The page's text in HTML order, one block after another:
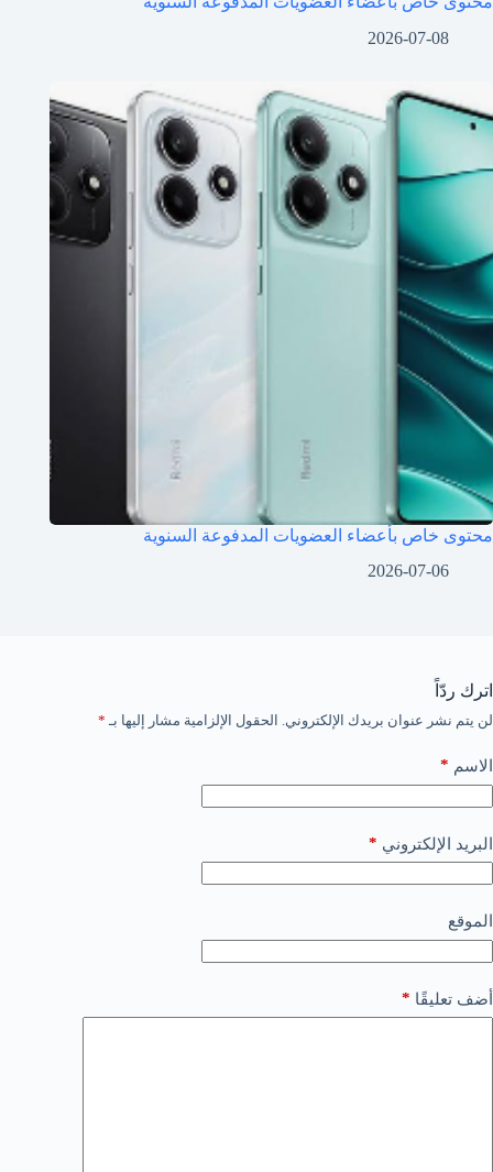
2026-07-08
محتوى خاص بأعضاء العضويات المدفوعة السنوية
2026-07-06
اترك ردّاً
لن يتم نشر عنوان بريدك الإلكتروني. الحقول الإلزامية مشار إليها بـ *
الاسم *
البريد الإلكتروني *
الموقع
أضف تعليقًا *